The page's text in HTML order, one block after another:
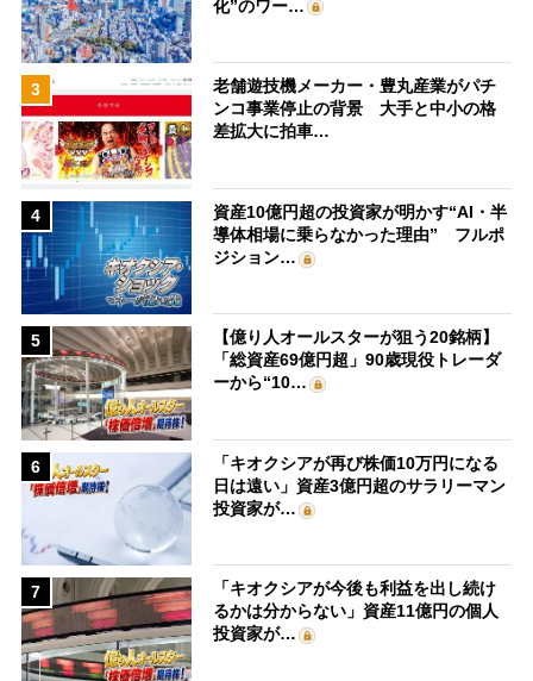
化”のワー…
3
老舗遊技機メーカー・豊丸産業がパチ
ンコ事業停止の背景 大手と中小の格
差拡大に拍車…
4
資産10億円超の投資家が明かす“AI・半
導体相場に乗らなかった理由” フルポ
ジション…
5
【億り人オールスターが狙う20銘柄】
「総資産69億円超」90歳現役トレーダ
ーから“10…
6
「キオクシアが再び株価10万円になる
日は遠い」資産3億円超のサラリーマン
投資家が…
7
「キオクシアが今後も利益を出し続け
るかは分からない」資産11億円の個人
投資家が…